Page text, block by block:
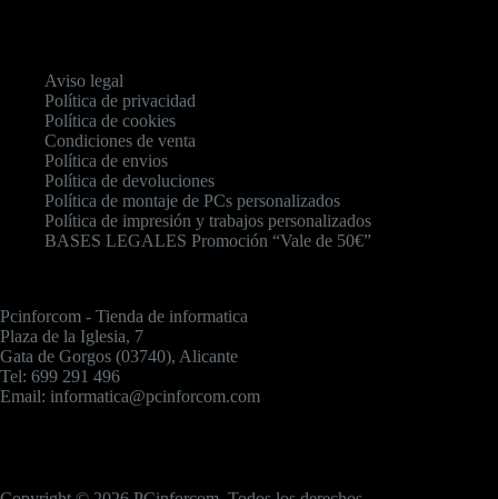
Aviso legal
Política de privacidad
Política de cookies
Condiciones de venta
Política de envios
Política de devoluciones
Política de montaje de PCs personalizados
Política de impresión y trabajos personalizados
BASES LEGALES Promoción “Vale de 50€”
Pcinforcom - Tienda de informatica
Plaza de la Iglesia, 7
Gata de Gorgos (03740), Alicante
Tel: 699 291 496
Email: informatica@pcinforcom.com